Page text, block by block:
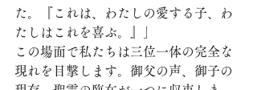
た。『これは、わたしの愛する子、わ
たしはこれを喜ぶ。』」
この場面で私たちは三位一体の完全な
現れを目撃します。御父の声、御子の